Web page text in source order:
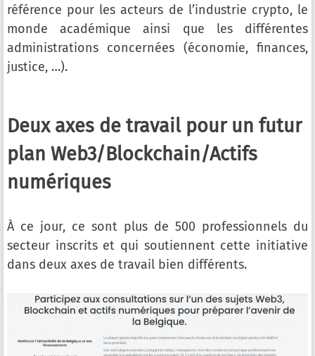
référence pour les acteurs de l’industrie crypto, le
monde académique ainsi que les différentes
administrations concernées (économie, finances,
justice, …).
Deux axes de travail pour un futur
plan Web3/Blockchain/Actifs
numériques
À ce jour, ce sont plus de 500 professionnels du
secteur inscrits et qui soutiennent cette initiative
dans deux axes de travail bien différents.